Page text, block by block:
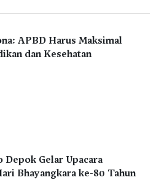
APBD Harus Maksimal
dan Kesehatan
Depok Gelar Upacara
Bhayangkara ke-80 Tahun